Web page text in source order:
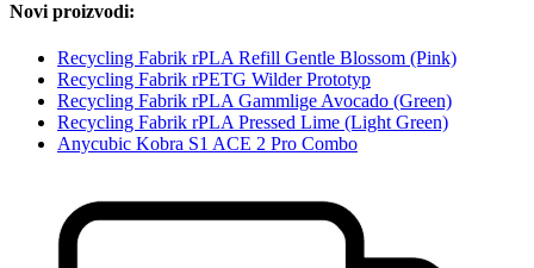
Novi proizvodi:
Recycling Fabrik rPLA Refill Gentle Blossom (Pink)
Recycling Fabrik rPETG Wilder Prototyp
Recycling Fabrik rPLA Gammlige Avocado (Green)
Recycling Fabrik rPLA Pressed Lime (Light Green)
Anycubic Kobra S1 ACE 2 Pro Combo